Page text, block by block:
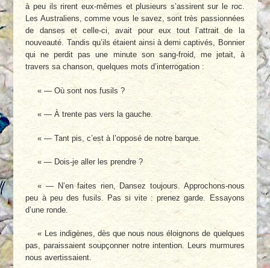
à peu ils rirent eux-mêmes et plusieurs s’assirent sur le roc.
Les Australiens, comme vous le savez, sont très passionnées
de danses et celle-ci, avait pour eux tout l’attrait de la
nouveauté. Tandis qu’ils étaient ainsi à demi captivés, Bonnier
qui ne perdit pas une minute son sang-froid, me jetait, à
travers sa chanson, quelques mots d’interrogation :
« — Où sont nos fusils ?
« — À trente pas vers la gauche.
« — Tant pis, c’est à l’opposé de notre barque.
« — Dois-je aller les prendre ?
« — N’en faites rien, Dansez toujours. Approchons-nous
peu à peu des fusils. Pas si vite : prenez garde. Essayons
d’une ronde.
« Les indigènes, dès que nous nous éloignons de quelques
pas, paraissaient soupçonner notre intention. Leurs murmures
nous avertissaient.